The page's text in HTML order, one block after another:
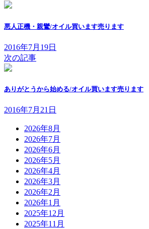
悪人正機・親鸞/オイル買います売ります
2016年7月19日
次の記事
ありがとうから始める/オイル買います売ります
2016年7月21日
2026年8月
2026年7月
2026年6月
2026年5月
2026年4月
2026年3月
2026年2月
2026年1月
2025年12月
2025年11月